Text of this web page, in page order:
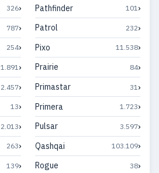
326›
787›
254›
1.891 ›
2.457›
13›
2.013›
263›
139›
Pathfinder 101›
Patrol 232›
Pixo 11.538›
Prairie 84›
Primastar 31 ›
Primera 1.723›
Pulsar 3.597›
Qashqai 103.109›
Rogue 38›